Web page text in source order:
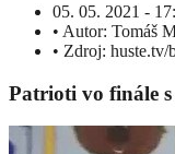
05. 05. 2021 -
• Autor: Tomáš
• Zdroj: huste.tv/
Patrioti vo finále